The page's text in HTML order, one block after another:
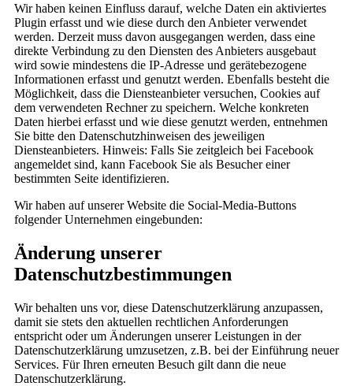
Wir haben keinen Einfluss darauf, welche Daten ein aktiviertes
Plugin erfasst und wie diese durch den Anbieter verwendet
werden. Derzeit muss davon ausgegangen werden, dass eine
direkte Verbindung zu den Diensten des Anbieters ausgebaut
wird sowie mindestens die IP-Adresse und gerätebezogene
Informationen erfasst und genutzt werden. Ebenfalls besteht die
Möglichkeit, dass die Diensteanbieter versuchen, Cookies auf
dem verwendeten Rechner zu speichern. Welche konkreten
Daten hierbei erfasst und wie diese genutzt werden, entnehmen
Sie bitte den Datenschutzhinweisen des jeweiligen
Diensteanbieters. Hinweis: Falls Sie zeitgleich bei Facebook
angemeldet sind, kann Facebook Sie als Besucher einer
bestimmten Seite identifizieren.
Wir haben auf unserer Website die Social-Media-Buttons
folgender Unternehmen eingebunden:
Änderung unserer
Datenschutzbestimmungen
Wir behalten uns vor, diese Datenschutzerklärung anzupassen,
damit sie stets den aktuellen rechtlichen Anforderungen
entspricht oder um Änderungen unserer Leistungen in der
Datenschutzerklärung umzusetzen, z.B. bei der Einführung neuer
Services. Für Ihren erneuten Besuch gilt dann die neue
Datenschutzerklärung.